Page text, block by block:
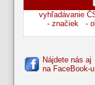
vyhľadávanie
- značiek
-
Nájdete nás aj
na FaceBook-u